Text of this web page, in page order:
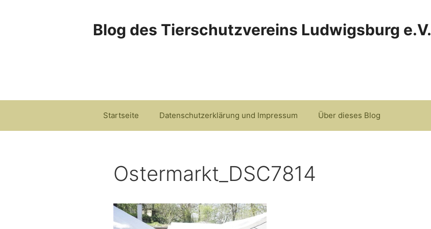
Blog des Tierschutzvereins Ludwigsburg e.V.
Startseite Datenschutzerklärung und Impressum Über dieses Blog
Ostermarkt_DSC7814